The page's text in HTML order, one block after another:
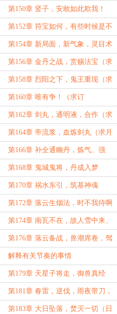
贺！）
第150章 竖子，安敢如此欺我！
（第二更）
第152章 符宝如何，有些时候是不
能退的（为盟主烟花小闽加更！）
第154章 新局面，新气象，灵目术
大圆满！
第156章 金丹之战，赏赐法宝（求
月票）
第158章 烈阳之下，鬼王重现（求
订阅）
第160章 唯有争！（求订
阅！！！）
第162章 剑丸，通明液，合作（求
订阅）
第164章 帝流浆，血炼剑丸（求月
票）
第166章 补全通幽丹，炼气、强
体、壮魂，三管齐下！
第168章 鬼城鬼将，丹成入梦
第170章 祸水东引，筑基神魂
第172章 落云生烟法，时不我待啊
第174章 南瓦不在，故人雪中来、
罗天变动，高居太上
第176章 落云备战，兽潮席卷，驾
驭六龙，二阶爆猿（万字大章求订
阅）
解释有关节奏的事情
第179章 天星子将走，御兽真经
第181章 春雷，逆伐，雨夜带刀，
破阵伐山
第183章 大日坠落，焚灭一切（日